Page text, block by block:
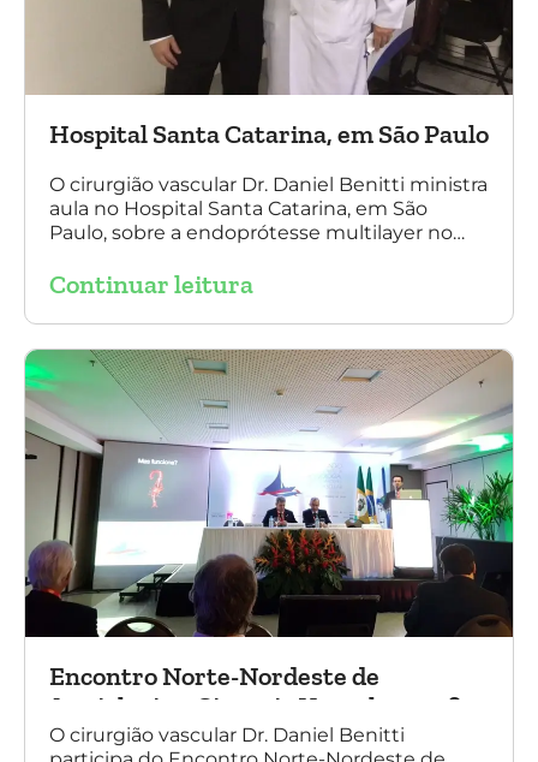
Hospital Santa Catarina, em São Paulo
O cirurgião vascular Dr. Daniel Benitti ministra
aula no Hospital Santa Catarina, em São
Paulo, sobre a endoprótesse multilayer no
experiência nacional e mundial com esta
Daniel Benitti e à direita Dr. Carlos Alberto
Fernandes Costa)
Continuar leitura
Encontro Norte-Nordeste de
Angiologia e Cirurgia Vascular 2016
O cirurgião vascular Dr. Daniel Benitti